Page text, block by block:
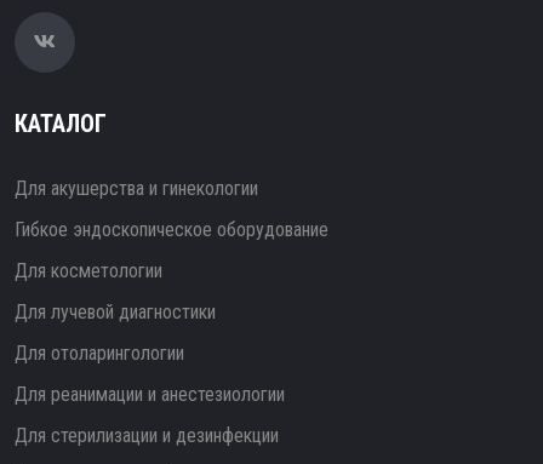
КАТАЛОГ
Для акушерства и гинекологии
Гибкое эндоскопическое оборудование
Для косметологии
Для лучевой диагностики
Для отоларингологии
Для реанимации и анестезиологии
Для стерилизации и дезинфекции